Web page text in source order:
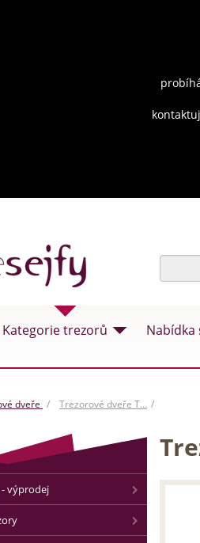
Kategorie trezorů Nabídka
dveře Trezorové dveře T…
- výprodej